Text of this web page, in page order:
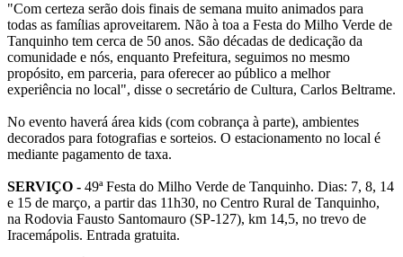
"Com certeza serão dois finais de semana muito animados para
todas as famílias aproveitarem. Não à toa a Festa do Milho Verde de
Tanquinho tem cerca de 50 anos. São décadas de dedicação da
comunidade e nós, enquanto Prefeitura, seguimos no mesmo
propósito, em parceria, para oferecer ao público a melhor
experiência no local", disse o secretário de Cultura, Carlos Beltrame.
No evento haverá área kids (com cobrança à parte), ambientes
decorados para fotografias e sorteios. O estacionamento no local é
mediante pagamento de taxa.
SERVIÇO - 49ª Festa do Milho Verde de Tanquinho. Dias: 7, 8, 14
e 15 de março, a partir das 11h30, no Centro Rural de Tanquinho,
na Rodovia Fausto Santomauro (SP-127), km 14,5, no trevo de
Iracemápolis. Entrada gratuita.